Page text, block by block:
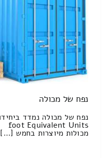
נפח של מכולה
foot Equivalent Units
מכולות מיוצרות בחמש […]